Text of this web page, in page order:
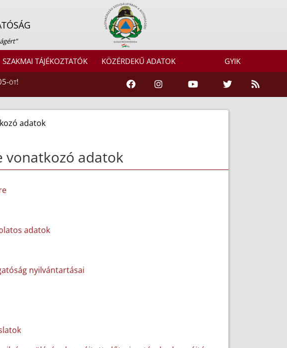
SZAKMAI TÁJÉKOZTATÓK KÖZÉRDEKŰ ADATOK GYIK
öt!
adatok
vonatkozó adatok
adatok
nyilvántartásai